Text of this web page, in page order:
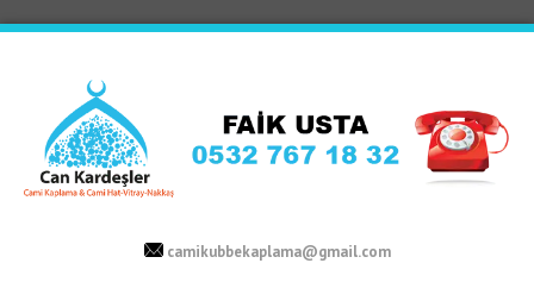
camikubbekaplama@gmail.com